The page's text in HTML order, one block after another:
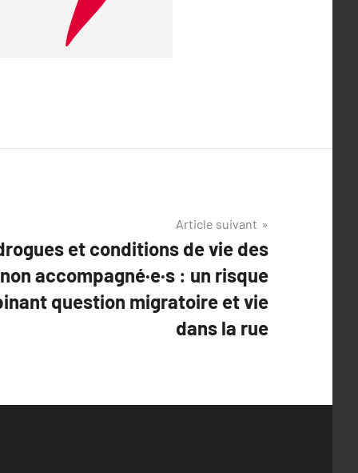
Article suivant
et conditions de vie des
accompagné·e·s : un risque
question migratoire et vie
dans la rue